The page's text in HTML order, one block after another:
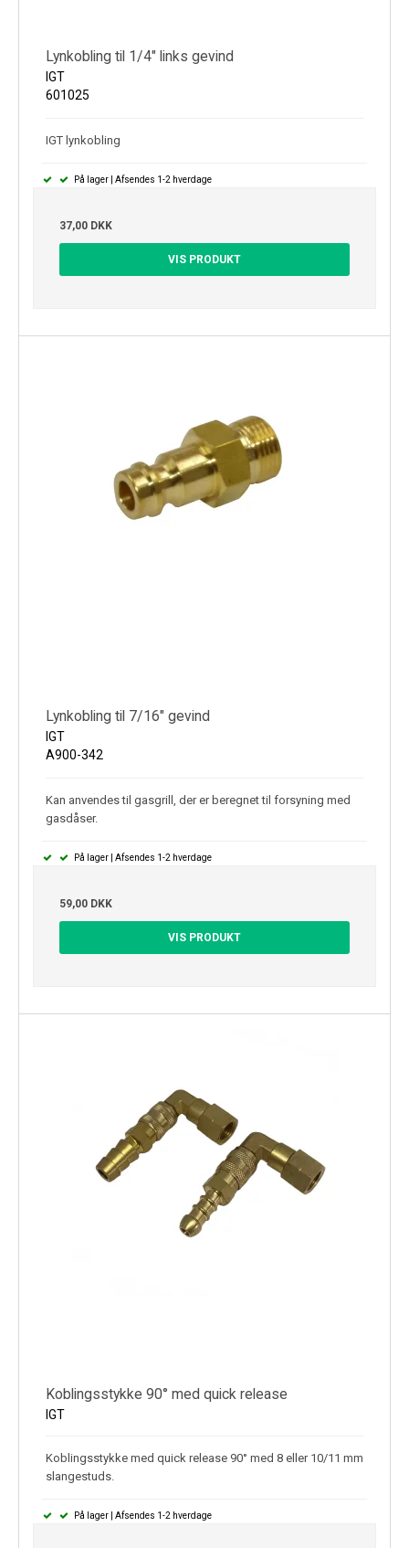
Lynkobling til 1/4" links gevind
IGT
601025
IGT lynkobling
På lager | Afsendes 1-2 hverdage
37,00 DKK
VIS PRODUKT
Lynkobling til 7/16" gevind
IGT
A900-342
Kan anvendes til gasgrill, der er beregnet til forsyning med
gasdåser.
På lager | Afsendes 1-2 hverdage
59,00 DKK
VIS PRODUKT
Koblingsstykke 90° med quick release
IGT
Koblingsstykke med quick release 90° med 8 eller 10/11 mm
slangestuds.
På lager | Afsendes 1-2 hverdage